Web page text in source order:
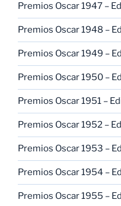
Premios Oscar 1947 –
Premios Oscar 1948 –
Premios Oscar 1949 –
Premios Oscar 1950 –
Premios Oscar 1951 –
Premios Oscar 1952 –
Premios Oscar 1953 –
Premios Oscar 1954 –
Premios Oscar 1955 –